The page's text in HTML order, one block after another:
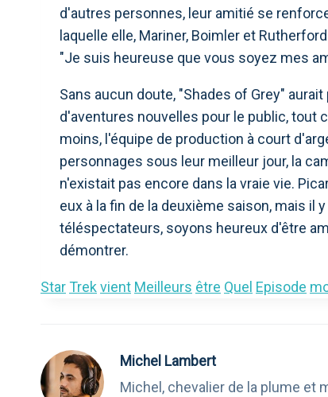
d'autres personnes, leur amitié se
laquelle elle, Mariner, Boimler et
"Je suis heureuse que vous soyez mes
Sans aucun doute, "Shades of Grey"
d'aventures nouvelles pour le public, tout
moins, l'équipe de production à court
personnages sous leur meilleur jour, la
n'existait pas encore dans la vraie vie.
eux à la fin de la deuxième saison, mais il
téléspectateurs, soyons heureux d'être
démontrer.
StarTrek vient Meilleurs être Quel Episode
Michel Lambert
Michel, chevalier de la plume et